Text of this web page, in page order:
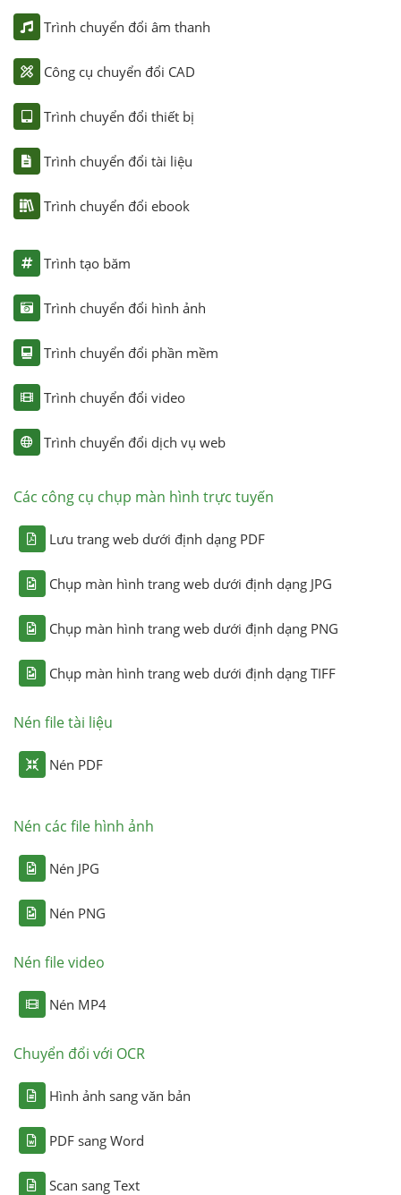
Trình chuyển đổi âm thanh
Công cụ chuyển đổi CAD
Trình chuyển đổi thiết bị
Trình chuyển đổi tài liệu
Trình chuyển đổi ebook
Trình tạo băm
Trình chuyển đổi hình ảnh
Trình chuyển đổi phần mềm
Trình chuyển đổi video
Trình chuyển đổi dịch vụ web
Các công cụ chụp màn hình trực tuyến
Lưu trang web dưới định dạng PDF
Chụp màn hình trang web dưới định dạng JPG
Chụp màn hình trang web dưới định dạng PNG
Chụp màn hình trang web dưới định dạng TIFF
Nén file tài liệu
Nén PDF
Nén các file hình ảnh
Nén JPG
Nén PNG
Nén file video
Nén MP4
Chuyển đổi với OCR
Hình ảnh sang văn bản
PDF sang Word
Scan sang Text